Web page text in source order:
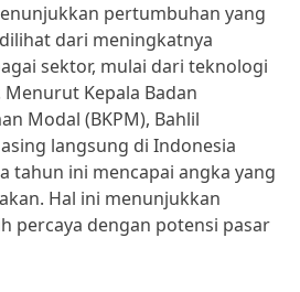
pertumbuhan yang
dari meningkatnya
sektor, mulai dari teknologi
Kepala Badan
Modal (BKPM), Bahlil
langsung di Indonesia
tahun ini mencapai angka yang
Hal ini menunjukkan
percaya dengan potensi pasar